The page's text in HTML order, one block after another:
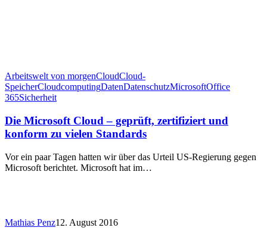
Arbeitswelt von morgenCloudCloud-
SpeicherCloudcomputingDatenDatenschutzMicrosoftOffice
365Sicherheit
Die Microsoft Cloud – geprüft, zertifiziert und
konform zu vielen Standards
Vor ein paar Tagen hatten wir über das Urteil US-Regierung gegen
Microsoft berichtet. Microsoft hat im…
Mathias Penz12. August 2016